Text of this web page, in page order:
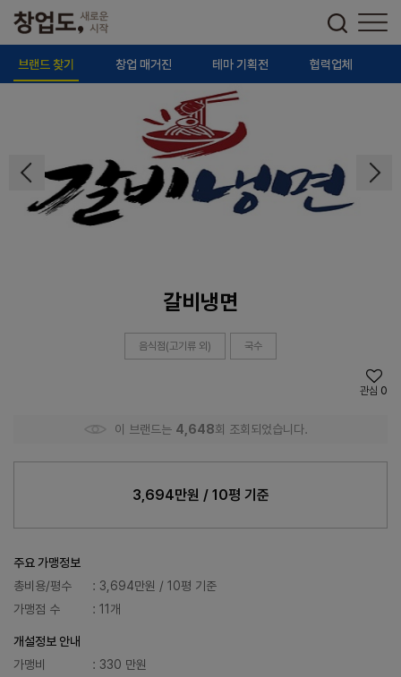
브랜드 찾기 창업 매거진 테마 기획전 협력업체
갈비냉면
음식점(고기류 외) 국수
관심 0
이 브랜드는 4,648회 조회되었습니다.
3,694만원 / 10평 기준
주요 가맹정보
총비용/평수
: 3,694만원 / 10평 기준
가맹점 수
: 11개
개설정보 안내
가맹비
: 330 만원